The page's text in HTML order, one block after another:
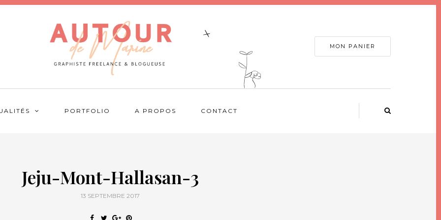
MON PANIER
PORTFOLIO A PROPOS CONTACT
Jeju-Mont-Hallasan-3
13 SEPTEMBRE 2017